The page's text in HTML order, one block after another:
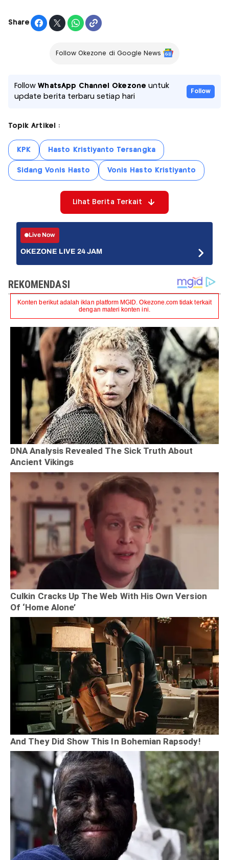
Share
Follow Okezone di Google News
FollowWhatsApp Channel Okezone untuk
update berita terbaru setiap hari
Follow
Topik Artikel :
KPK Hasto Kristiyanto Tersangka
Sidang Vonis Hasto Vonis Hasto Kristiyanto
Lihat Berita Terkait
Live Now
OKEZONE LIVE 24 JAM